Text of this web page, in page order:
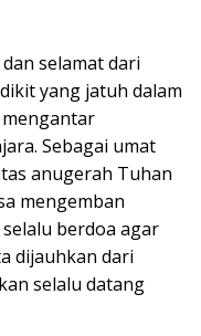
selamat dari
yang jatuh dalam
Sebagai umat
anugerah Tuhan
mengemban
berdoa agar
dijauhkan dari
selalu datang